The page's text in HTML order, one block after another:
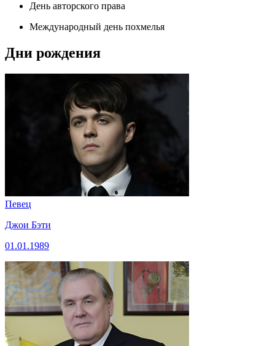
День авторского права
Международный день похмелья
Дни рождения
Певец
Джои Бэти
01.01.1989